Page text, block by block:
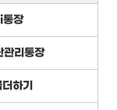
통장
관리통장
하기